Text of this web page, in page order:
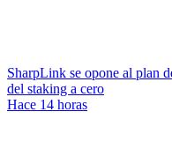
SharpLink se opone al plan
del staking a cero
Hace 14 horas